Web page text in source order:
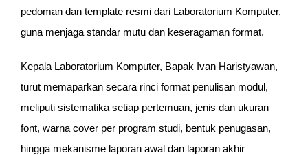
pedoman dan template resmi dari Laboratorium Komputer,
guna menjaga standar mutu dan keseragaman format.
Kepala Laboratorium Komputer, Bapak Ivan Haristyawan,
turut memaparkan secara rinci format penulisan modul,
meliputi sistematika setiap pertemuan, jenis dan ukuran
font, warna cover per program studi, bentuk penugasan,
hingga mekanisme laporan awal dan laporan akhir